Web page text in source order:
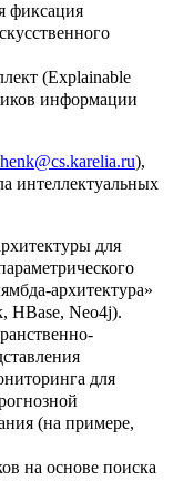
фиксация
(Explainable
информации
),
интеллектуальных
для
архитектура»
HBase, Neo4j).
для
(на примере,
на основе поиска